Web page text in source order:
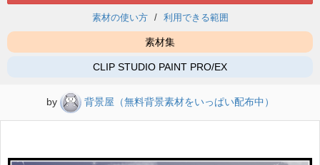
素材の使い方 利用できる範囲
素材集
CLIP STUDIO PAINT PRO/EX
by 背景屋（無料背景素材をいっぱい配布中）